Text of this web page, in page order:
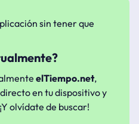
sin tener que
elTiempo.net,
en tu dispositivo y
olvídate de buscar!